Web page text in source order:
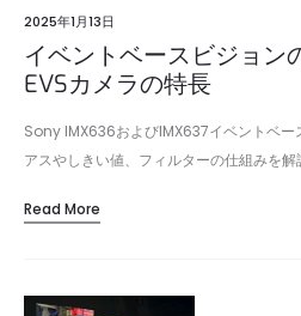
2025年1月13日
イベントベースビジョン
EVSカメラの特長
Sony IMX636およびIMX637イベントベー
アスやしきい値、フィルターの仕組みを
Read More